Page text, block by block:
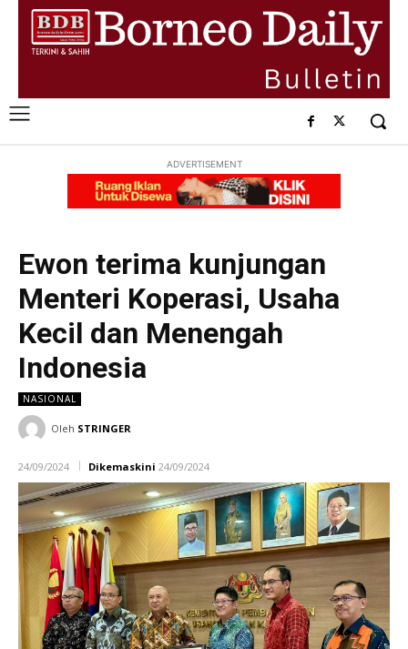
ADVERTISEMENT
Ewon terima kunjungan
Menteri Koperasi, Usaha
Kecil dan Menengah
Indonesia
NASIONAL
Oleh STRINGER
24/09/2024 Dikemaskini 24/09/2024